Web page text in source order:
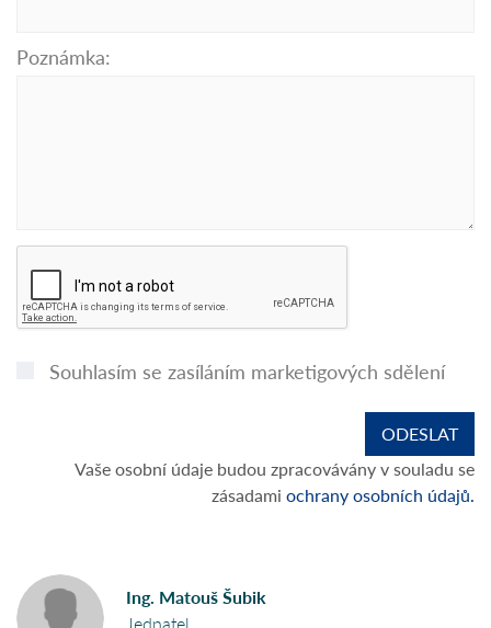
Poznámka:
Souhlasím se zasíláním marketigových sdělení
Vaše osobní údaje budou zpracovávány v souladu se
zásadami ochrany osobních údajů.
Ing. Matouš Šubik
Jednatel